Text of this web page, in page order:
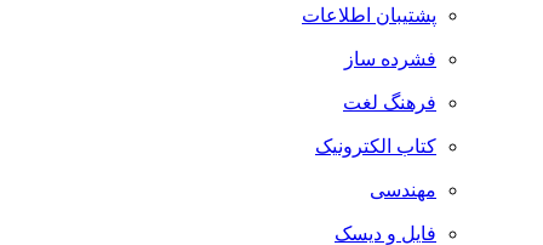
پشتیبان اطلاعات
فشرده ساز
فرهنگ لغت
کتاب الکترونیک
مهندسی
فایل و دیسک